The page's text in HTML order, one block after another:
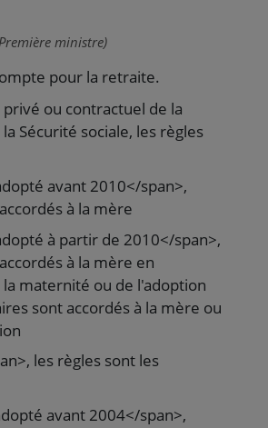
ministre)
pour la retraite.
ou contractuel de la
Sécurité sociale, les règles
avant 2010</span>,
à la mère
à partir de 2010</span>,
à la mère en
maternité ou de l'adoption
sont accordés à la mère ou
les règles sont les
avant 2004</span>,